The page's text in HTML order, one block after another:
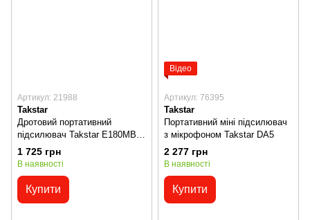
Артикул: 21988
Takstar
Дротовий портативний
підсилювач Takstar E180MBL
чорний
1 725 грн
В наявності
Купити
Відео
Артикул: 76395
Takstar
Портативний міні підсилювач
з мікрофоном Takstar DA5
2 277 грн
В наявності
Купити